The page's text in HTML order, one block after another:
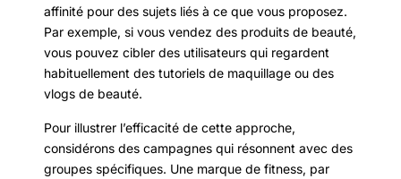
affinité pour des sujets liés à ce que vous proposez.
Par exemple, si vous vendez des produits de beauté,
vous pouvez cibler des utilisateurs qui regardent
habituellement des tutoriels de maquillage ou des
vlogs de beauté.
Pour illustrer l’efficacité de cette approche,
considérons des campagnes qui résonnent avec des
groupes spécifiques. Une marque de fitness, par